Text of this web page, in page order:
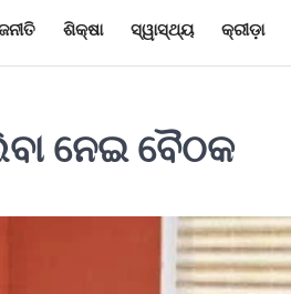
ଶିକ୍ଷା ସ୍ୱାସ୍ଥ୍ୟ କ୍ରୀଡ଼ା
ନେଇ ବୈଠକ